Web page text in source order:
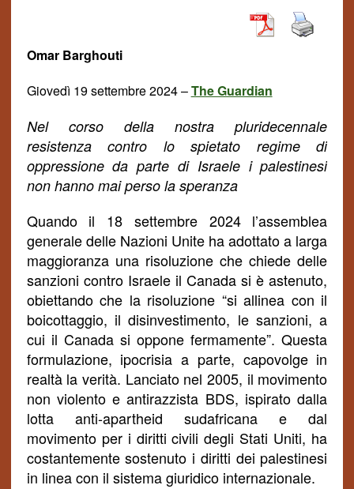
Omar Barghouti
Giovedì 19 settembre2024 –The Guardian
Nel corso della nostra pluridecennale
resistenza contro lo spietato regime di
oppressione da parte di Israele i palestinesi
non hanno mai perso la speranza
Quando il 18 settembre 2024 l’assemblea
generale delle Nazioni Unite ha adottato a larga
maggioranza una risoluzione che chiede delle
sanzioni contro Israele il Canada si è astenuto,
obiettando che la risoluzione “si allinea con il
boicottaggio, il disinvestimento, le sanzioni, a
cui il Canada si oppone fermamente”. Questa
formulazione, ipocrisia a parte, capovolge in
realtà la verità. Lanciato nel 2005, il movimento
non violento e antirazzista BDS, ispirato dalla
lotta anti-apartheid sudafricana e dal
movimento per i diritti civili degli Stati Uniti, ha
costantemente sostenuto i diritti dei palestinesi
in linea con il sistema giuridico internazionale.